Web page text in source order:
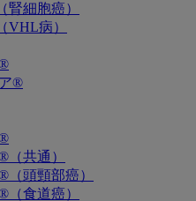
腎細胞癌）
VHL病）
®
共通）
頭頸部癌）
食道癌）